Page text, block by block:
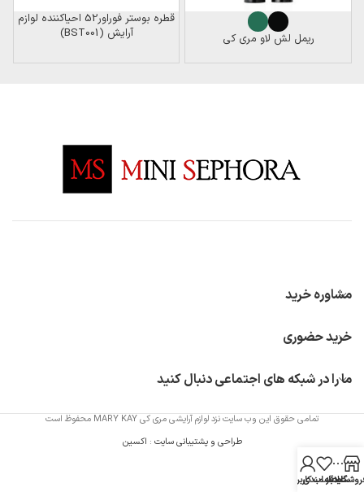
ریمل لش لاو مری کی
قطره بوستر فوراور52 احیاکننده لوازم
آرایش (BST001)
مشاوره خرید
خرید حضوری
ما را در شبکه های اجتماعی دنبال کنید
تمامی حقوق این وب سایت نزد لوازم آرایشی مری کی MARY KAY محفوظ است
طراحی و پشتیبانی سایت : اکسین
سایدبار
علاقه مندی
حساب کاربری من